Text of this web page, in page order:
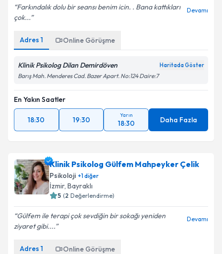
Farkındalık dolu bir seansı benim icin. . Bana kattıkları
çok...
Devamı
Adres 1 Online Görüşme
Klinik Psikolog Dilan Demirdöven Haritada Göster
Barış Mah. Menderes Cad. Bazer Apart. No:124 Daire:7
En Yakın Saatler
18:30 19:30
Yarın
18:30 Daha Fazla
Klinik Psikolog Gülfem Mahpeyker Çelik
Psikoloji +1diğer
İzmir, Bayraklı
5 (2 Değerlendirme)
Gülfem ile terapi çok sevdiğin bir sokağı yeniden
ziyaret gibi....
Devamı
Adres 1 Online Görüşme